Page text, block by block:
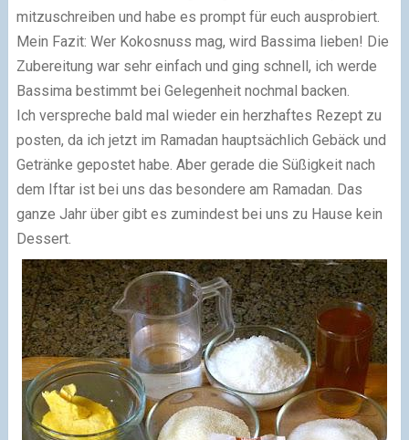
mitzuschreiben und habe es prompt für euch ausprobiert.
Mein Fazit: Wer Kokosnuss mag, wird Bassima lieben! Die
Zubereitung war sehr einfach und ging schnell, ich werde
Bassima bestimmt bei Gelegenheit nochmal backen.
Ich verspreche bald mal wieder ein herzhaftes Rezept zu
posten, da ich jetzt im Ramadan hauptsächlich Gebäck und
Getränke gepostet habe. Aber gerade die Süßigkeit nach
dem Iftar ist bei uns das besondere am Ramadan. Das
ganze Jahr über gibt es zumindest bei uns zu Hause kein
Dessert.